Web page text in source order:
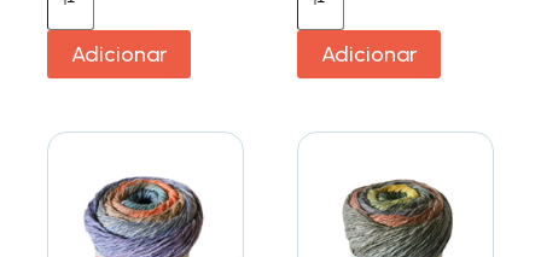
Adicionar Adicionar